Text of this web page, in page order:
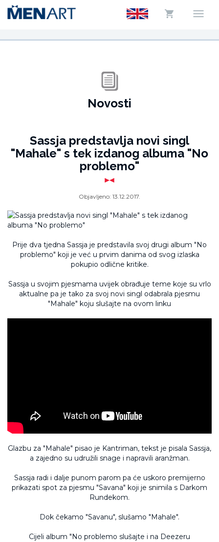
Novosti
Sassja predstavlja novi singl
"Mahale" s tek izdanog albuma "No
problemo"
Objavljeno: 13.12.2017.
Prije dva tjedna Sassja je predstavila svoj drugi album "No
problemo" koji je već u prvim danima od svog izlaska
pokupio odlične kritike.
Sassja u svojim pjesmama uvijek obrađuje teme koje su vrlo
aktualne pa je tako za svoj novi singl odabrala pjesmu
"Mahale" koju slušajte na ovom linku
Glazbu za "Mahale" pisao je Kantriman, tekst je pisala Sassja,
a zajedno su udružili snage i napravili aranžman.
Sassja radi i dalje punom parom pa će uskoro premijerno
prikazati spot za pjesmu "Savana" koji je snimila s Darkom
Rundekom.
Dok čekamo "Savanu", slušamo "Mahale".
Cijeli album "No problemo slušajte i na Deezeru